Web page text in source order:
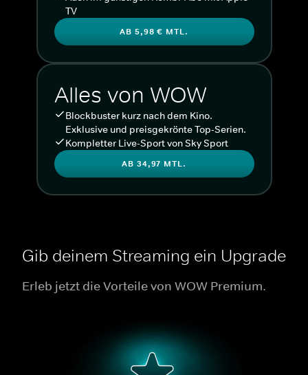
TV
AB 5,98 € MTL.
Alles von WOW
Blockbuster kurz nach dem Kino.
Exklusive und preisgekrönte Top-Serien.
Kompletter Live-Sport von Sky Sport
AB 34,97 MTL.
Gib deinem Streaming ein Upgrade
Erleb jetzt die Vorteile von WOW Premium.